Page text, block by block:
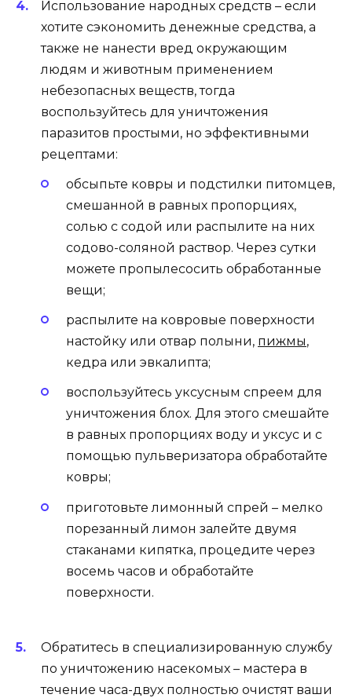
Использование народных средств – если
хотите сэкономить денежные средства, а
также не нанести вред окружающим
людям и животным применением
небезопасных веществ, тогда
воспользуйтесь для уничтожения
паразитов простыми, но эффективными
рецептами:
обсыпьте ковры и подстилки питомцев,
смешанной в равных пропорциях,
солью с содой или распылите на них
содово-соляной раствор. Через сутки
можете пропылесосить обработанные
вещи;
распылите на ковровые поверхности
настойку или отвар полыни, пижмы,
кедра или эвкалипта;
воспользуйтесь уксусным спреем для
уничтожения блох. Для этого смешайте
в равных пропорциях воду и уксус и с
помощью пульверизатора обработайте
ковры;
приготовьте лимонный спрей – мелко
порезанный лимон залейте двумя
стаканами кипятка, процедите через
восемь часов и обработайте
поверхности.
Обратитесь в специализированную службу
по уничтожению насекомых – мастера в
течение часа-двух полностью очистят ваши